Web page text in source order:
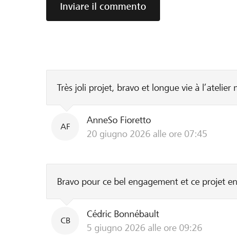
Inviare il commento
Très joli projet, bravo et longue vie à l’atelier
AF
AnneSo Fioretto
20 giugno 2026 alle ore 07:45
Bravo pour ce bel engagement et ce projet
CB
Cédric Bonnébault
5 giugno 2026 alle ore 09:26